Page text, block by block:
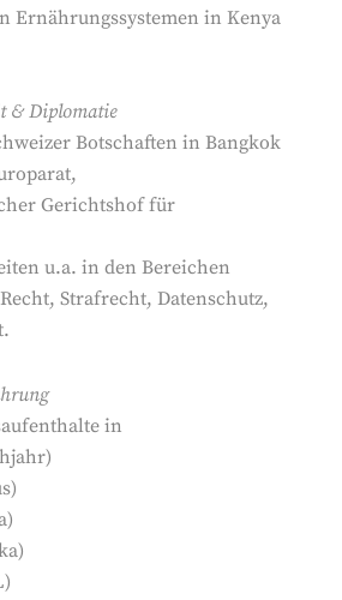
Ernährungssystemen in Kenya
& Diplomatie
Botschaften in Bangkok
Gerichtshof für
u.a. in den Bereichen
Strafrecht, Datenschutz,
in